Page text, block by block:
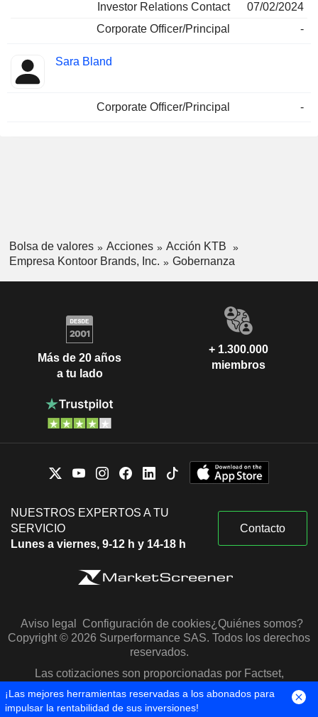
Investor Relations Contact
07/02/2024
Corporate Officer/Principal
-
Sara Bland
Corporate Officer/Principal -
Bolsa de valores Acciones
Acción KTB
Empresa Kontoor Brands, Inc.
Gobernanza
Más de 20 años
a tu lado
+ 1.300.000
miembros
NUESTROS EXPERTOS A TU
SERVICIO
Lunes a viernes, 9-12 h y 14-18 h
Contacto
Aviso legal Configuración de cookies¿Quiénes somos?
Copyright © 2026 Surperformance SAS. Todos los derechos
reservados.
Las cotizaciones son proporcionadas por Factset,
Morningstar y S&P Capital IQ
¡Las mejores herramientas reservadas a los abonados para
impulsar la rentabilidad de sus inversiones!